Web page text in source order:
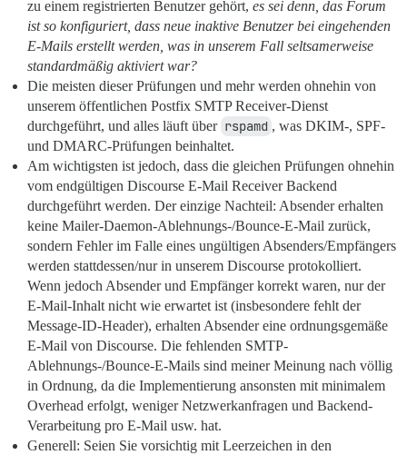
zu einem registrierten Benutzer gehört, es sei denn, das Forum
ist so konfiguriert, dass neue inaktive Benutzer bei eingehenden
E-Mails erstellt werden, was in unserem Fall seltsamerweise
standardmäßig aktiviert war?
Die meisten dieser Prüfungen und mehr werden ohnehin von
unserem öffentlichen Postfix SMTP Receiver-Dienst
durchgeführt, und alles läuft über rspamd , was DKIM-, SPF-
und DMARC-Prüfungen beinhaltet.
Am wichtigsten ist jedoch, dass die gleichen Prüfungen ohnehin
vom endgültigen Discourse E-Mail Receiver Backend
durchgeführt werden. Der einzige Nachteil: Absender erhalten
keine Mailer-Daemon-Ablehnungs-/Bounce-E-Mail zurück,
sondern Fehler im Falle eines ungültigen Absenders/Empfängers
werden stattdessen/nur in unserem Discourse protokolliert.
Wenn jedoch Absender und Empfänger korrekt waren, nur der
E-Mail-Inhalt nicht wie erwartet ist (insbesondere fehlt der
Message-ID-Header), erhalten Absender eine ordnungsgemäße
E-Mail von Discourse. Die fehlenden SMTP-
Ablehnungs-/Bounce-E-Mails sind meiner Meinung nach völlig
in Ordnung, da die Implementierung ansonsten mit minimalem
Overhead erfolgt, weniger Netzwerkanfragen und Backend-
Verarbeitung pro E-Mail usw. hat.
Generell: Seien Sie vorsichtig mit Leerzeichen in den